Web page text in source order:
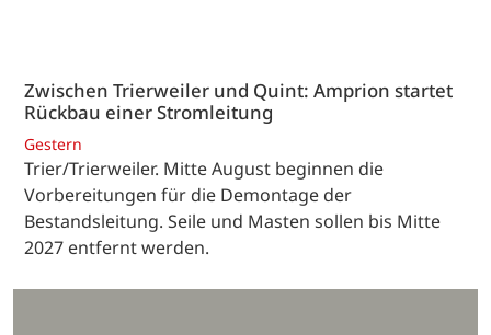
Zwischen Trierweiler und Quint: Amprion startet
Rückbau einer Stromleitung
Gestern
Trier/Trierweiler. Mitte August beginnen die
Vorbereitungen für die Demontage der
Bestandsleitung. Seile und Masten sollen bis Mitte
2027 entfernt werden.